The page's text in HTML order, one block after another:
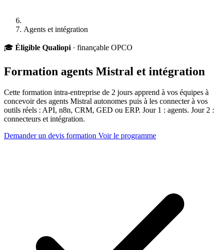
Agents et intégration
🎓 Éligible Qualiopi · finançable OPCO
Formation agents Mistral et intégration
Cette formation intra-entreprise de 2 jours apprend à vos équipes à
concevoir des agents Mistral autonomes puis à les connecter à vos
outils réels : API, n8n, CRM, GED ou ERP. Jour 1 : agents. Jour 2 :
connecteurs et intégration.
Demander un devis formation Voir le programme